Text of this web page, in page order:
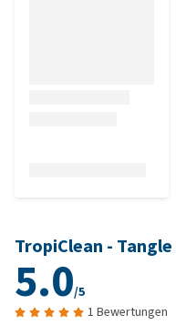
TropiClean -
5.0/5
1 Bewertungen